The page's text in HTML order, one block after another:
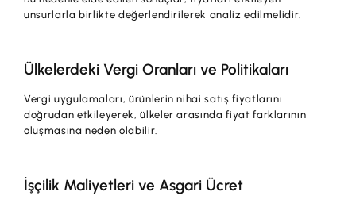
unsurlarla birlikte değerlendirilerek analiz edilmelidir.
Ülkelerdeki Vergi Oranları ve Politikaları
Vergi uygulamaları, ürünlerin nihai satış fiyatlarını
doğrudan etkileyerek, ülkeler arasında fiyat farklarının
oluşmasına neden olabilir.
İşçilik Maliyetleri ve Asgari Ücret